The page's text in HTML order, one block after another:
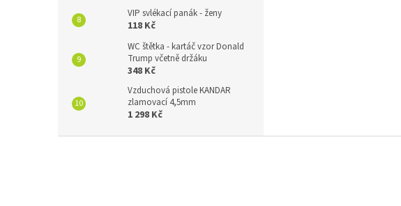
VIP svlékací panák - ženy
118 Kč
WC štětka - kartáč vzor Donald
Trump včetně držáku
348 Kč
Vzduchová pistole KANDAR
zlamovací 4,5mm
1 298 Kč